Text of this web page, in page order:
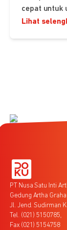
cepat untuk
Lihat
PT Nusa Satu Inti
Gedung Artha
Jl. Jend. Sudirman
Tel. (021) 5150785,
Fax (021) 5154758